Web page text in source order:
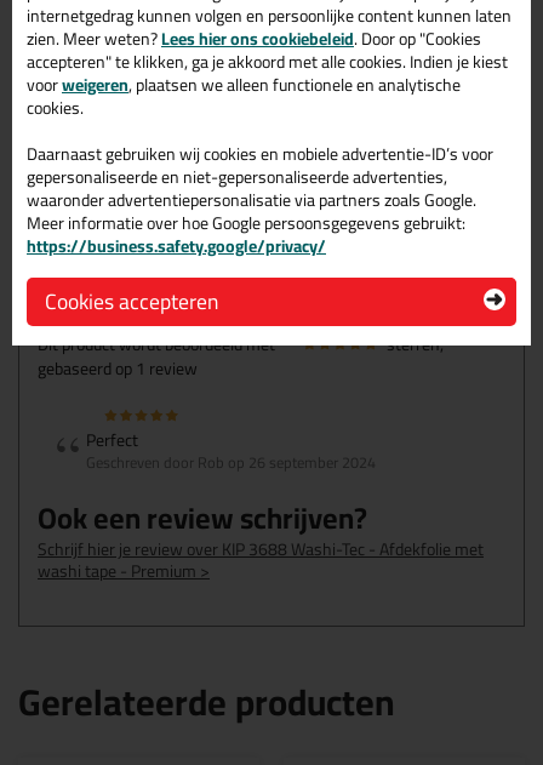
Inzetduur buiten:4 weken
UV-bestendig
Temperatuurbestendig tot100 graden
Omschrijving Specificaties Reviews (1)
Reviews voor:KIP 3688 Washi-Tec -
Afdekfolie met washi tape -
Premium
Dit product wordt beoordeeld met sterren,
gebaseerd op1 review
Perfect
Geschreven door Rob op 26 september 2024
Ook een review schrijven?
Schrijf hier je review over KIP 3688 Washi-Tec - Afdekfolie met
washi tape - Premium >
Gerelateerde producten
internetgedrag kunnen volgen en persoonlijke content kunnen laten
zien. Meer weten?Lees hier ons cookiebeleid. Door op "Cookies
accepteren" te klikken, ga je akkoord met alle cookies. Indien je kiest
voorweigeren, plaatsen we alleen functionele en analytische
cookies.
Daarnaast gebruiken wij cookies en mobiele advertentie-ID’s voor
gepersonaliseerde en niet-gepersonaliseerde advertenties,
waaronder advertentiepersonalisatie via partners zoals Google.
Meer informatie over hoe Google persoonsgegevens gebruikt:
https://business.safety.google/privacy/
Cookies accepteren